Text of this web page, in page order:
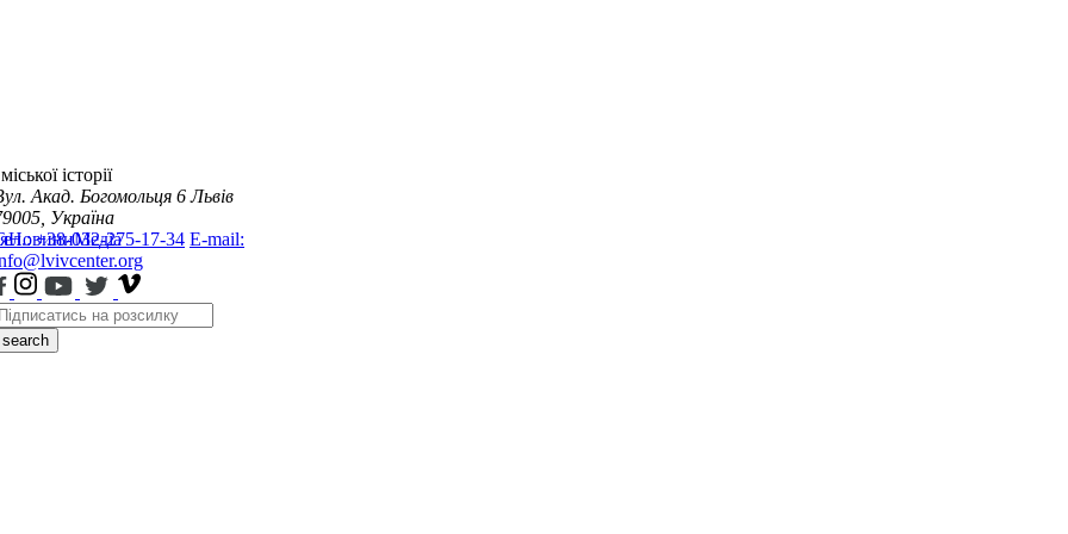
НовиниМедіа
історії
Акад. Богомольця 6 Львів
Україна
+38-032-275-17-34 E-mail:
search